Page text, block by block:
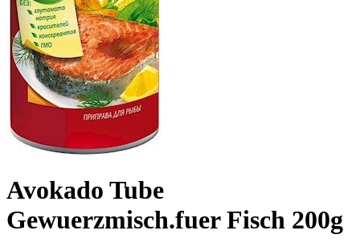
Avokado Tube
Gewuerzmisch.fuer Fisch 200g